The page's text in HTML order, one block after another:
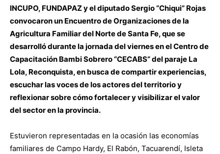
INCUPO, FUNDAPAZ y el diputado Sergio “Chiqui” Rojas
convocaron un Encuentro de Organizaciones de la
Agricultura Familiar del Norte de Santa Fe, que se
desarrolló durante la jornada del viernes en el Centro de
Capacitación Bambi Sobrero “CECABS” del paraje La
Lola, Reconquista, en busca de compartir experiencias,
escuchar las voces de los actores del territorio y
reflexionar sobre cómo fortalecer y visibilizar el valor
del sector en la provincia.
Estuvieron representadas en la ocasión las economías
familiares de Campo Hardy, El Rabón, Tacuarendí, Isleta